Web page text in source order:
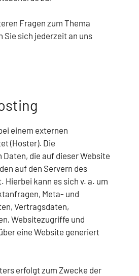
Fragen zum Thema
Sie sich jederzeit an uns
einem externen
(Hoster). Die
Daten, die auf dieser Website
auf den Servern des
Hierbei kann es sich v. a. um
Meta- und
Vertragsdaten,
Websitezugriffe und
eine Website generiert
erfolgt zum Zwecke der